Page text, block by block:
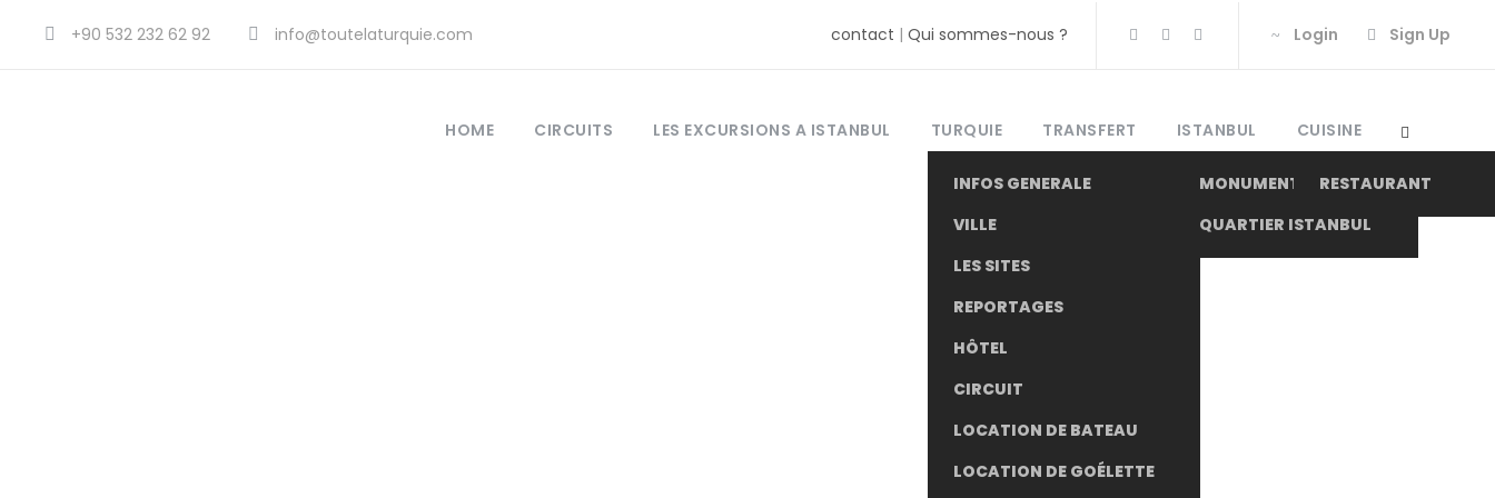
+90 532 232 62 92 info@toutelaturquie.com contact | Qui sommes-nous ? Login Sign Up
HOME CIRCUITS LES EXCURSIONS A ISTANBUL TURQUIE
INFOS GENERALE
VILLE
LES SITES
REPORTAGES
HÔTEL
CIRCUIT
LOCATION DE BATEAU
LOCATION DE GOÉLETTE
TRANSFERT ISTANBUL
MONUMENT
QUARTIER ISTANBUL
CUISINE
RESTAURANT
guide excursion.